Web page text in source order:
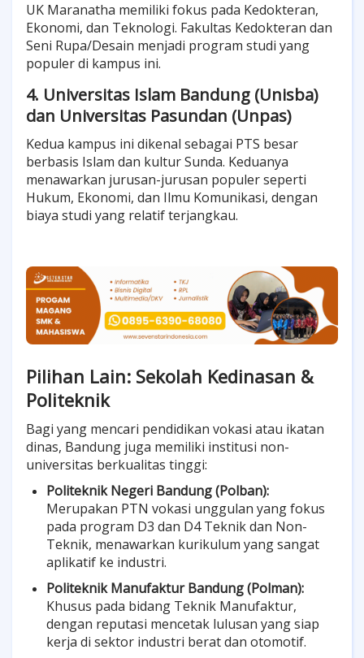
UK Maranatha memiliki fokus pada Kedokteran,
Ekonomi, dan Teknologi. Fakultas Kedokteran dan
Seni Rupa/Desain menjadi program studi yang
populer di kampus ini.
4. Universitas Islam Bandung (Unisba)
dan Universitas Pasundan (Unpas)
Kedua kampus ini dikenal sebagai PTS besar
berbasis Islam dan kultur Sunda. Keduanya
menawarkan jurusan-jurusan populer seperti
Hukum, Ekonomi, dan Ilmu Komunikasi, dengan
biaya studi yang relatif terjangkau.
Pilihan Lain: Sekolah Kedinasan &
Politeknik
Bagi yang mencari pendidikan vokasi atau ikatan
dinas, Bandung juga memiliki institusi non-
universitas berkualitas tinggi:
Politeknik Negeri Bandung (Polban):
Merupakan PTN vokasi unggulan yang fokus
pada program D3 dan D4 Teknik dan Non-
Teknik, menawarkan kurikulum yang sangat
aplikatif ke industri.
Politeknik Manufaktur Bandung (Polman):
Khusus pada bidang Teknik Manufaktur,
dengan reputasi mencetak lulusan yang siap
kerja di sektor industri berat dan otomotif.